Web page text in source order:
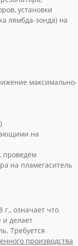
установки
лямбда-зонда) на
максимально-
на
проведём
на пламегаситель
г., означает что
делает
Требуется
производства